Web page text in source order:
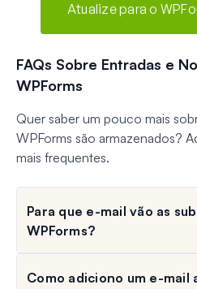
Atualize para o
FAQs Sobre Entradas e
WPForms
Quer saber um pouco mais
WPForms são armazenados?
mais frequentes.
Para que e-mail vão as
WPForms?
Como adiciono um e-mail